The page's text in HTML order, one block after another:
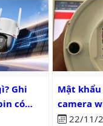
Ghi hình 24/7 bằng pin
Ghi
có
Mật khẩu
Mật
camera
22/11/